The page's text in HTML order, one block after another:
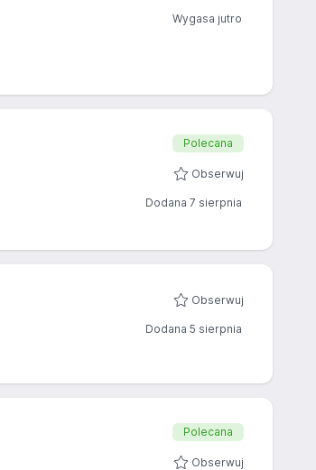
Wygasa jutro
Polecana
Obserwuj
Dodana 7 sierpnia
Obserwuj
Dodana 5 sierpnia
Polecana
Obserwuj